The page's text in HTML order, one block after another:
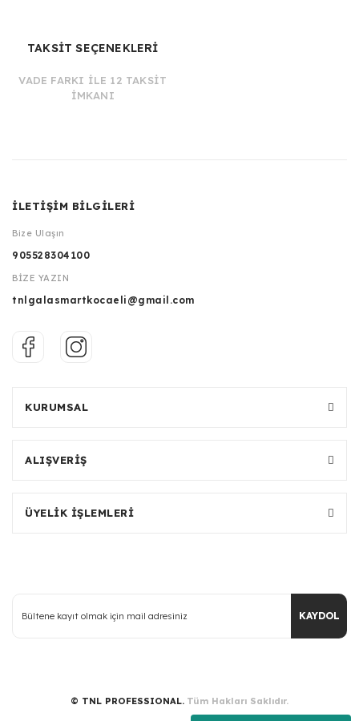
TAKSİT SEÇENEKLERİ
VADE FARKI İLE 12 TAKSİT
İMKANI
İLETİŞİM BİLGİLERİ
Bize Ulaşın
905528304100
BİZE YAZIN
tnlgalasmartkocaeli@gmail.com
KURUMSAL
ALIŞVERİŞ
ÜYELİK İŞLEMLERİ
KAYDOL
© TNL PROFESSIONAL. Tüm Hakları Saklıdır.